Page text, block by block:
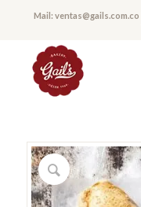
Mail: ventas@gails.com.co